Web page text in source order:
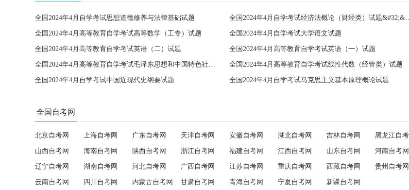
全国2024年4月自学考试思想道德修养与法律基础试题 全国2024年4月自学考试
全国2024年4月高等教育自学考试高等数学（工专）试题 全国2024年4月自学考试大学语文试题
全国2024年4月高等教育自学考试英语（二）试题 全国2024年4月高等教育自学考试英语（一）试题
全国2024年4月高等教育自学考试毛泽东思想和中国特色社会主义理论体系概论试题 全国2024年4月高等教育自学考试线性代数（经管类）试题
全国2024年4月自学考试中国近现代史纲要试题 全国2024年4月自学考试马克思主义基本原理概论试题
全国自考网
北京自考网 上海自考网 广东自考网 天津自考网 安徽自考网 湖北自考网 吉林自考网 黑龙江自考
山西自考网 海南自考网 陕西自考网 浙江自考网 福建自考网 江西自考网 山东自考网 河南自考网
辽宁自考网 湖南自考网 河北自考网 广西自考网 江苏自考网 重庆自考网 西藏自考网 贵州自考网
云南自考网 四川自考网 内蒙古自考网 甘肃自考网 青海自考网 宁夏自考网 新疆自考网